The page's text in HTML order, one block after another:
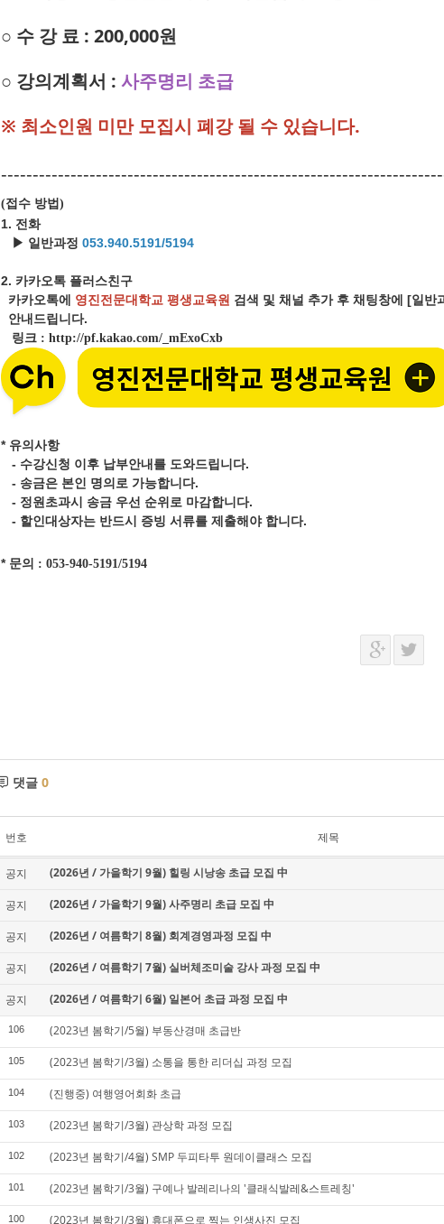
○ 수 강 료 : 200,000원
○ 강의계획서 : 사주명리 초급
※ 최소인원 미만 모집시 폐강 될 수 있습니다.
(접수 방법 )
1. 전화
▶ 일반과정 053.940.5191/5194
2. 카카오톡 플러스친구
카카오톡에 영진전문대학교 평생교육원 검색 및 채널 추가 후 채팅창에 [일반
안내드립니다.
링크 : http://pf.kakao.com/_mExoCxb
* 유의사항
- 수강신청 이후 납부안내를 도와드립니다.
- 송금은 본인 명의로 가능합니다.
- 정원초과시 송금 우선 순위로 마감합니다.
- 할인대상자는 반드시 증빙 서류를 제출해야 합니다.
* 문의 : 053-940-5191/5194
댓글 0
번호 제목
공지 (2026년 / 가을학기 9월) 힐링 시낭송 초급 모집 中
공지 (2026년 / 가을학기 9월) 사주명리 초급 모집 中
공지 (2026년 / 여름학기 8월) 회계경영과정 모집 中
공지 (2026년 / 여름학기 7월) 실버체조미술 강사 과정 모집 中
공지 (2026년 / 여름학기 6월) 일본어 초급 과정 모집 中
106 (2023년 봄학기/5월) 부동산경매 초급반
105 (2023년 봄학기/3월) 소통을 통한 리더십 과정 모집
104 (진행중) 여행영어회화 초급
103 (2023년 봄학기/3월) 관상학 과정 모집
102 (2023년 봄학기/4월) SMP 두피타투 원데이클래스 모집
101 (2023년 봄학기/3월) 구예나 발레리나의 '클래식발레&스트레칭'
100 (2023년 봄학기/3월) 휴대폰으로 찍는 인생사진 모집